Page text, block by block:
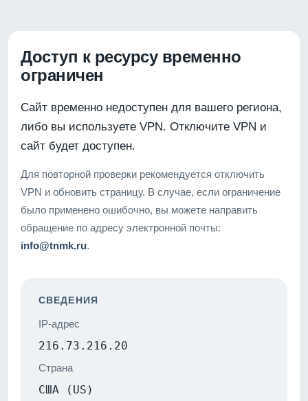
Доступ к ресурсу временно
ограничен
Сайт временно недоступен для вашего региона,
либо вы используете VPN. Отключите VPN и
сайт будет доступен.
Для повторной проверки рекомендуется отключить
VPN и обновить страницу. В случае, если ограничение
было применено ошибочно, вы можете направить
обращение по адресу электронной почты:
info@tnmk.ru.
СВЕДЕНИЯ
IP-адрес
216.73.216.20
Страна
США (US)